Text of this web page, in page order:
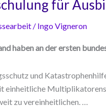
für
/ Ingo Vigneron
haben an der ersten
und
einheitliche
zu vereinheitlichen. …